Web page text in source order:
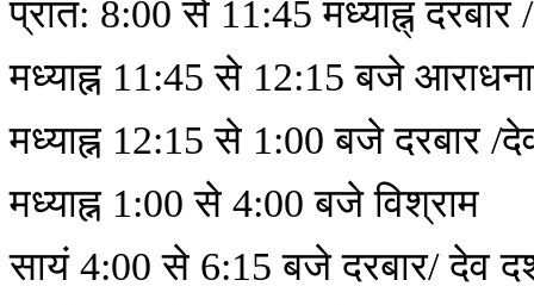
प्रात: 8:00 से 11:45 मध्याह्न् दरबार
मध्याह्न 11:45 से 12:15 बजे
मध्याह्न 12:15 से 1:00 बजे दरबार /
मध्याह्न 1:00 से 4:00 बजे विश्राम
सायं 4:00 से 6:15 बजे दरबार/ देव